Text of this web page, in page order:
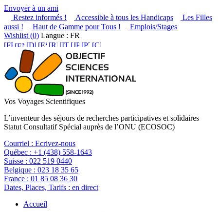
Envoyer à un ami
Restez informés !
Accessible à tous les Handicaps
Les Filles
aussi !
Haut de Gamme pour Tous !
Emplois/Stages
Wishlist (0) Langue : FR
Vos Voyages Scientifiques
L’inventeur des séjours de recherches participatives et solidaires
Statut Consultatif Spécial auprès de l’ONU (ECOSOC)
Courriel : Ecrivez-nous
Québec : +1 (438) 558-1643
Suisse : 022 519 0440
Belgique : 023 18 35 65
France : 01 85 08 36 30
Dates, Places, Tarifs : en direct
Accueil